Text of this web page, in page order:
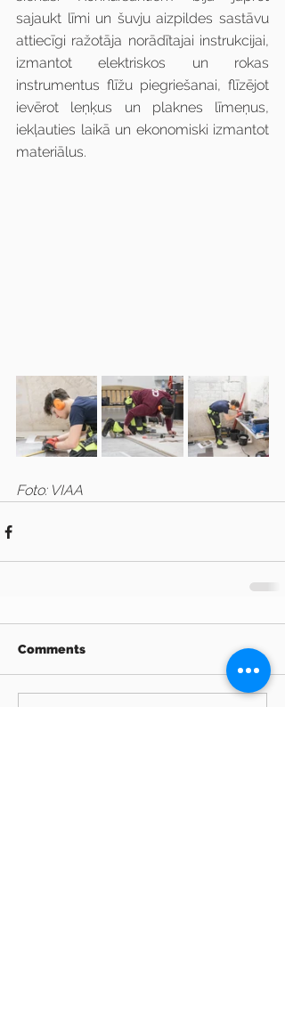
sajaukt līmi un šuvju aizpildes sastāvu
attiecīgi ražotāja norādītajai instrukcijai,
izmantot elektriskos un rokas
instrumentus flīžu piegriešanai, flīzējot
ievērot leņķus un plaknes līmeņus,
iekļauties laikā un ekonomiski izmantot
materiālus.
Foto: VIAA
Comments